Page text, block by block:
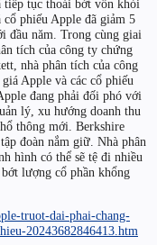
tiếp tục thoái bớt vốn khỏi
phiếu Apple đã giảm 5
đầu năm. Trong cùng giai
tích của công ty chứng
nhà phân tích của công
Apple và các cổ phiếu
đang phải đối phó với
lý, xu hướng doanh thu
thông mới. Berkshire
đoàn nắm giữ. Nhà phân
hình có thể sẽ tệ đi nhiều
lượng cổ phần khổng
truot-dai-phai-chang-
20243682846413.htm